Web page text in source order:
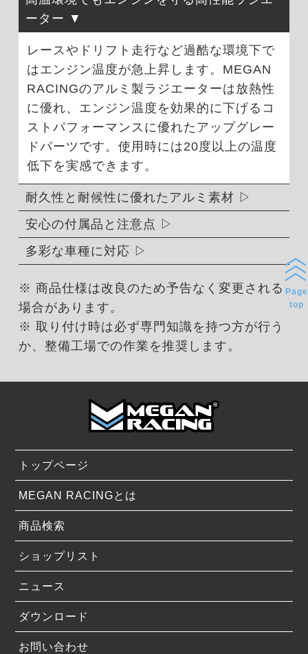
ーター
レースやドリフト走行など過酷な環境下で
はエンジン温度が急上昇します。MEGAN
RACINGのアルミ製ラジエーターは放熱性
に優れ、エンジン温度を効果的に下げるコ
ストパフォーマンスに優れたアップグレー
ドパーツです。使用時には20度以上の温度
低下を実感できます。
耐久性と耐候性に優れたアルミ素材
安心の付属品と注意点
多彩な車種に対応
※ 商品仕様は改良のため予告なく変更される
場合があります。
※ 取り付け時は必ず専門知識を持つ方が行う
か、整備工場での作業を推奨します。
トップページ
MEGAN RACINGとは
商品検索
ショップリスト
ニュース
ダウンロード
お問い合わせ
Page
top